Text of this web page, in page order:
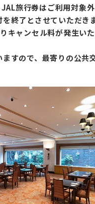
旅行券はご利用対象外
終了とさせていただきま
キャンセル料が発生い
すので、最寄りの公